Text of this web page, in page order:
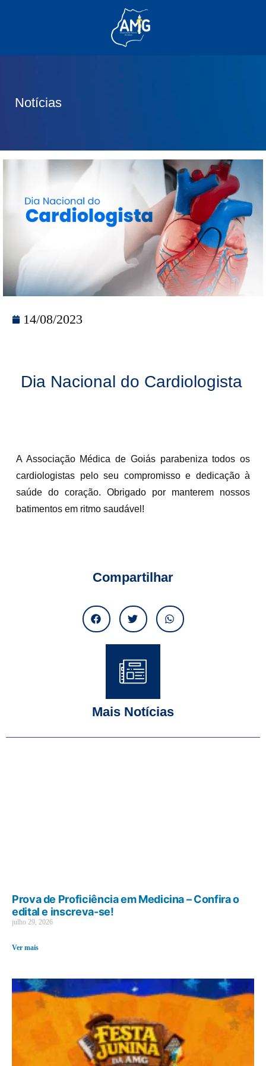
Notícias
14/08/2023
Dia Nacional do Cardiologista
A Associação Médica de Goiás parabeniza todos os
cardiologistas pelo seu compromisso e dedicação à
saúde do coração. Obrigado por manterem nossos
batimentos em ritmo saudável!
Compartilhar
Mais Notícias
Prova de Proficiência em Medicina – Confira o
edital e inscreva-se!
julho 29, 2026
Ver mais